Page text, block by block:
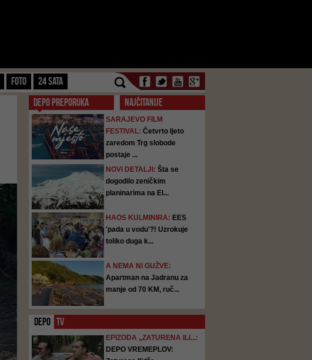
FOTO 24 SATA
DEPO PREPORUKA NAJČITANIJE
SARAJEVO FILM
FESTIVAL: Četvrto ljeto
zaredom Trg slobode
postaje ...
NOVI DETALJI: Šta se
dogodilo zeničkim
planinarima na El...
HAOS KULMINIRA: EES
'pada u vodu'?! Uzrokuje
toliko duga k...
A NEMA NI GUŽVE:
Apartman na Jadranu za
manje od 70 KM, ruč...
DEPO TV
EPIZODA „ZATURENA ILI...:
DEPO VREMEPLOV: